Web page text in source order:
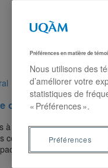
odeur : Et si les
à la lavande, nous avons
chimiques
sur la santé.
Préférences en matière de
Nous utilisons des
d’améliorer votre
statistiques de
« Préférences ».
Préférences